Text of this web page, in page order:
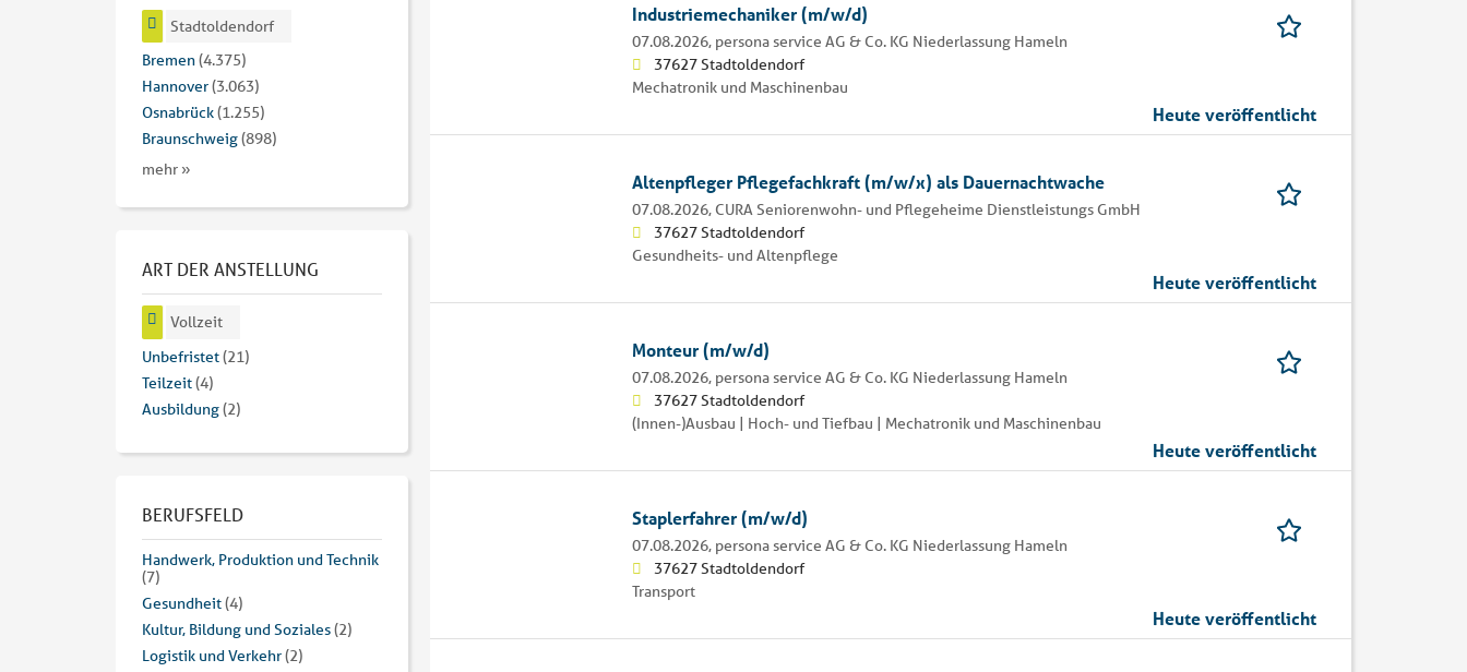
Industriemechaniker (m/w/d)
07.08.2026, persona service AG & Co. KG Niederlassung Hameln
37627 Stadtoldendorf
Mechatronik und Maschinenbau
Heute veröffentlicht
Altenpfleger Pflegefachkraft (m/w/x) als Dauernachtwache
07.08.2026, CURA Seniorenwohn- und Pflegeheime Dienstleistungs GmbH
37627 Stadtoldendorf
Gesundheits- und Altenpflege
Heute veröffentlicht
Monteur (m/w/d)
07.08.2026, persona service AG & Co. KG Niederlassung Hameln
37627 Stadtoldendorf
(Innen-)Ausbau | Hoch- und Tiefbau | Mechatronik und Maschinenbau
Heute veröffentlicht
Staplerfahrer (m/w/d)
07.08.2026, persona service AG & Co. KG Niederlassung Hameln
37627 Stadtoldendorf
Transport
Heute veröffentlicht
Stadtoldendorf
Bremen(4.375)
Hannover(3.063)
Osnabrück(1.255)
Braunschweig(898)
mehr »
ART DER ANSTELLUNG
Vollzeit
Unbefristet(21)
Teilzeit(4)
Ausbildung(2)
BERUFSFELD
Handwerk, Produktion und Technik
(7)
Gesundheit(4)
Kultur, Bildung und Soziales(2)
Logistik und Verkehr(2)